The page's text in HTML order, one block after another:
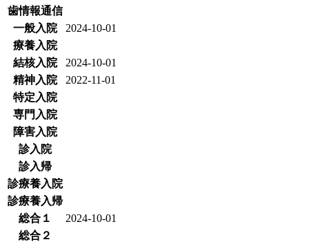
歯情報通信
一般入院
2024-10-01
療養入院
結核入院
2024-10-01
精神入院
2022-11-01
特定入院
専門入院
障害入院
診入院
診入帰
診療養入院
診療養入帰
総合１
2024-10-01
総合２